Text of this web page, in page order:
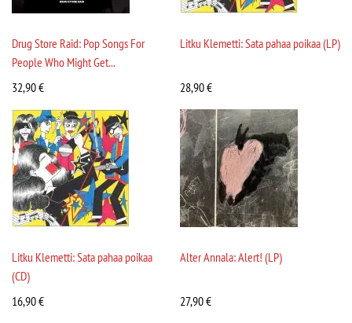
Drug Store Raid: Pop Songs For
People Who Might Get...
32,90€
Litku Klemetti: Sata pahaa poikaa (LP)
28,90€
Litku Klemetti: Sata pahaa poikaa
(CD)
16,90€
Alter Annala: Alert! (LP)
27,90€